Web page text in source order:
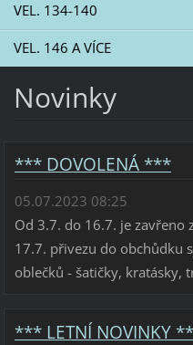
VEL. 134-140
VEL. 146 A VÍCE
Novinky
*** DOVOLENÁ ***
05.07.2023 08:25
Od 3.7. do 16.7. je zavřeno
17.7. přivezu do obchůdku
oblečků - šatičky, kratásky,
*** LETNÍ NOVINKY